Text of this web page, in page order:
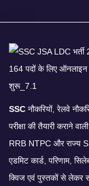
SSC नौकरियों, रेलवे
परीक्षा की तैयारी कराने
RRB NTPC और राज्य
एडमिट कार्ड, परिणाम,
क्विज एवं पुस्तकों से लेकर